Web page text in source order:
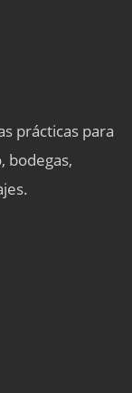
prácticas para
bodegas,